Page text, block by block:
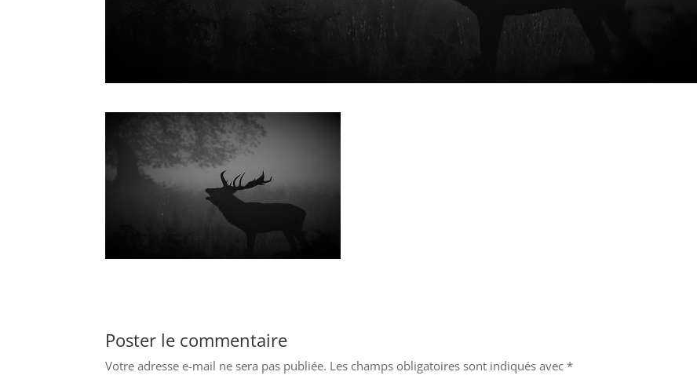
Poster le commentaire
Votre adresse e-mail ne sera pas publiée. Les champs obligatoires sont indiqués avec*